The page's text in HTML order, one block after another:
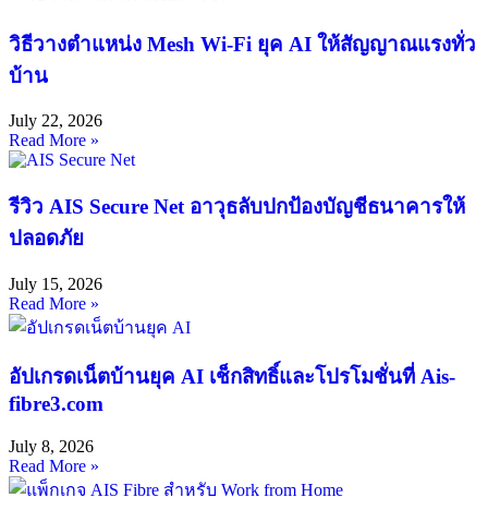
วิธีวางตําแหน่ง Mesh Wi-Fi ยุค AI ให้สัญญาณแรงทั่ว
บ้าน
July 22, 2026
Read More »
รีวิว AIS Secure Net อาวุธลับปกป้องบัญชีธนาคารให้
ปลอดภัย
July 15, 2026
Read More »
อัปเกรดเน็ตบ้านยุค AI เช็กสิทธิ์และโปรโมชั่นที่ Ais-
fibre3.com
July 8, 2026
Read More »